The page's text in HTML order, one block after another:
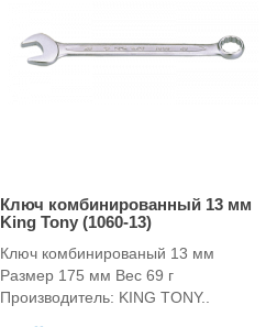
Ключ комбинированный 13 мм
King Tony (1060-13)
Ключ комбинированый 13 мм
Размер 175 мм Вес 69 г
Производитель: KING TONY..